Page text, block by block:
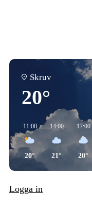
Skruv
20°
11:00
20°
14:00
21°
17:00
20°
Logga in